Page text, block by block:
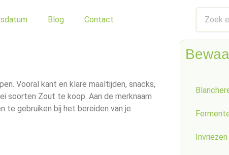
Blog Contact
Vooral kant en klare maaltijden, snacks,
soorten Zout te koop. Aan de merknaam
gebruiken bij het bereiden van je
Invriezen